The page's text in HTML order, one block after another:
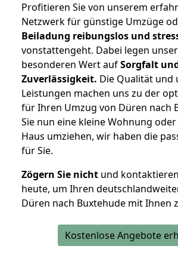
Profitieren Sie von unserem
Netzwerk für günstige Umzüge
Beiladung reibungslos und
vonstattengeht. Dabei legen
besonderen Wert aufSorgfalt
Zuverlässigkeit. Die Qualität und
Leistungen machen uns zu der
für Ihren Umzug von Düren nach
Sie nun eine kleine Wohnung
Haus umziehen, wir haben die
für Sie.
Zögern Sie nicht und
heute, um Ihren
Düren nach Buxtehude mit Ihnen
Kostenlose Angebote